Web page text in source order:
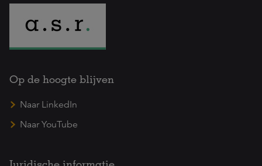
Op de hoogte blijven
Naar LinkedIn
Naar YouTube